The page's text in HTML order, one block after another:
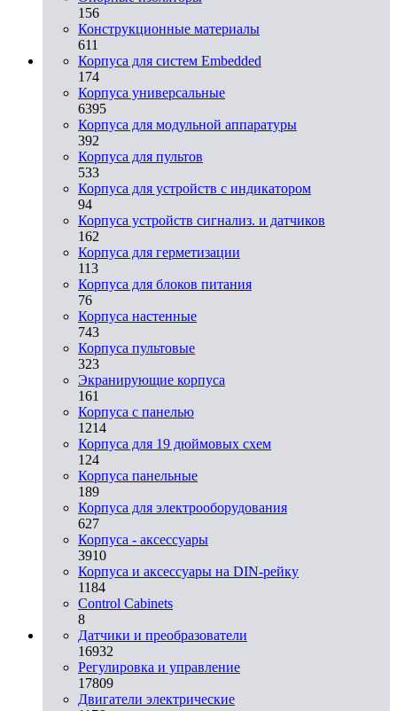
156
Конструкционные материалы
611
Корпуса для систем Embedded
174
Корпуса универсальные
6395
Корпуса для модульной аппаратуры
392
Корпуса для пультов
533
Корпуса для устройств с индикатором
94
Корпуса устройств сигнализ. и датчиков
162
Корпуса для герметизации
113
Корпуса для блоков питания
76
Корпуса настенные
743
Корпуса пультовые
323
Экранирующие корпуса
161
Корпуса с панелью
1214
Корпуса для 19 дюймовых схем
124
Корпуса панельные
189
Корпуса для электрооборудования
627
Корпуса - аксессуары
3910
Корпуса и аксессуары на DIN-рейку
1184
Control Cabinets
8
Датчики и преобразователи
16932
Регулировка и управление
17809
Двигатели электрические